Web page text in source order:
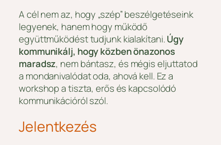
A cél nem az, hogy „szép” beszélgetéseink
legyenek, hanem hogy működő
együttműködést tudjunk kialakítani.Úgy
kommunikálj, hogy közben önazonos
maradsz, nem bántasz, és mégis eljuttatod
a mondanivalódat oda, ahová kell. Ez a
workshop a tiszta, erős és kapcsolódó
kommunikációról szól.
Jelentkezés